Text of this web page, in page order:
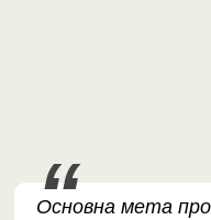
Основна мета